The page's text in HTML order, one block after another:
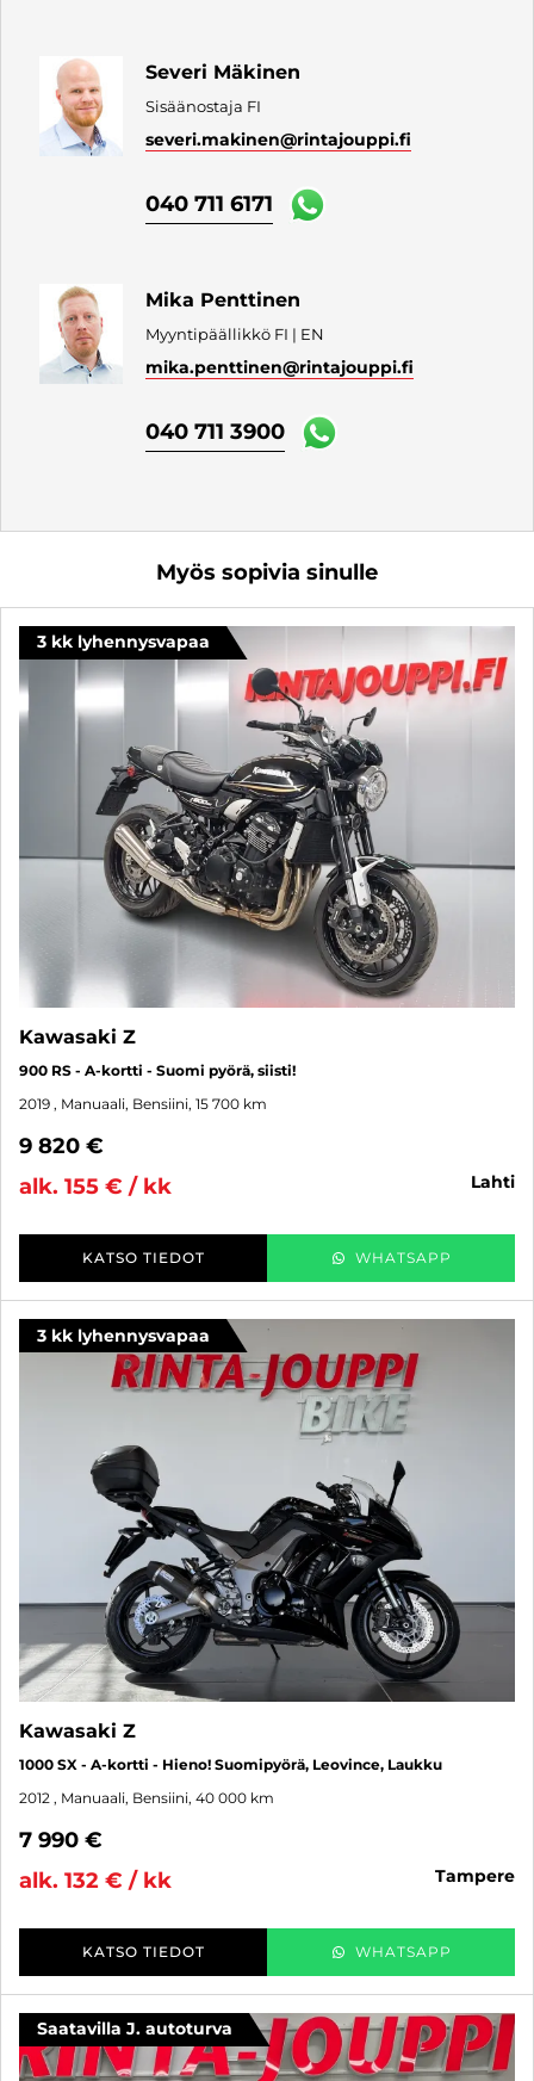
Severi Mäkinen
Sisäänostaja FI
severi.makinen@rintajouppi.fi
040 711 6171
Mika Penttinen
Myyntipäällikkö FI | EN
mika.penttinen@rintajouppi.fi
040 711 3900
Myös sopivia sinulle
3 kk lyhennysvapaa
Kawasaki Z
900 RS - A-kortti - Suomi pyörä, siisti!
2019 , Manuaali, Bensiini, 15 700 km
9 820 €
alk. 155 € / kk
lahti
KATSO TIEDOT WHATSAPP
3 kk lyhennysvapaa
Kawasaki Z
1000 SX - A-kortti - Hieno! Suomipyörä, Leovince, Laukku
2012 , Manuaali, Bensiini, 40 000 km
7 990 €
alk. 132 € / kk
tampere
KATSO TIEDOT WHATSAPP
Saatavilla J. autoturva